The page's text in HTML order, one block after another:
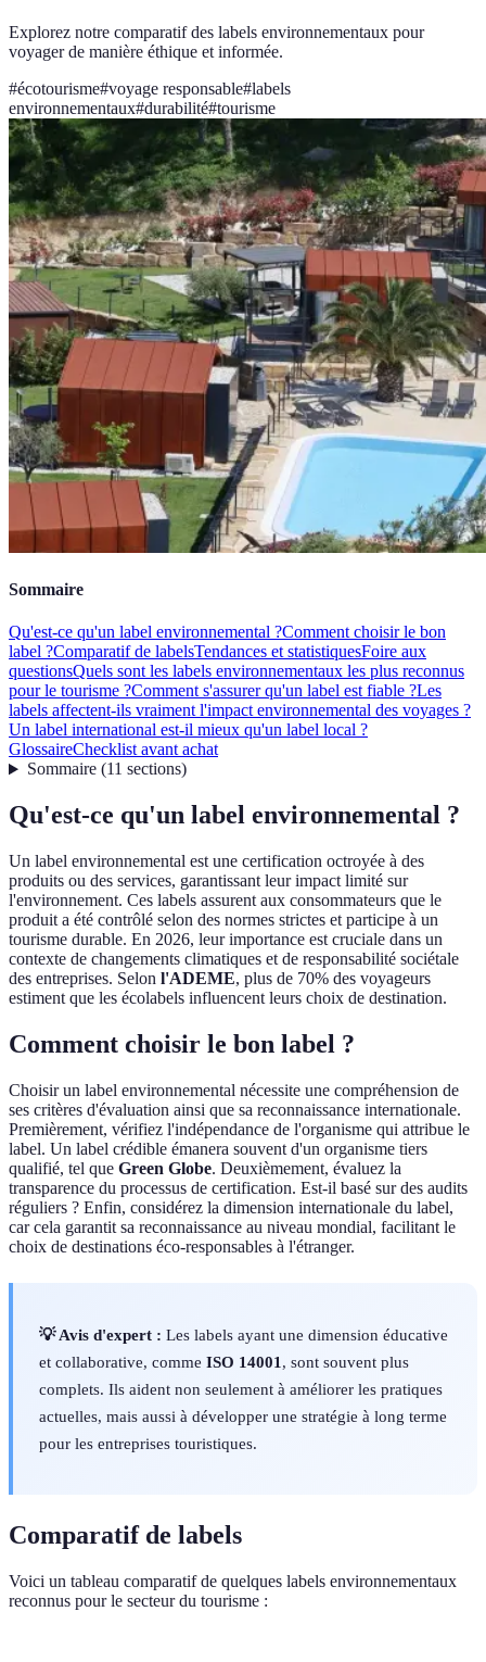
Explorez notre comparatif des labels environnementaux pour
voyager de manière éthique et informée.
#écotourisme#voyage responsable#labels
environnementaux#durabilité#tourisme
Sommaire
Qu'est-ce qu'un label environnemental ?Comment choisir le bon
label ?Comparatif de labelsTendances et statistiquesFoire aux
questionsQuels sont les labels environnementaux les plus reconnus
pour le tourisme ?Comment s'assurer qu'un label est fiable ?Les
labels affectent-ils vraiment l'impact environnemental des voyages ?
Un label international est-il mieux qu'un label local ?
GlossaireChecklist avant achat
Sommaire(11 sections)
Qu'est-ce qu'un label environnemental ?
Un label environnemental est une certification octroyée à des
produits ou des services, garantissant leur impact limité sur
l'environnement. Ces labels assurent aux consommateurs que le
produit a été contrôlé selon des normes strictes et participe à un
tourisme durable. En 2026, leur importance est cruciale dans un
contexte de changements climatiques et de responsabilité sociétale
des entreprises. Selon l'ADEME, plus de 70% des voyageurs
estiment que les écolabels influencent leurs choix de destination.
Comment choisir le bon label ?
Choisir un label environnemental nécessite une compréhension de
ses critères d'évaluation ainsi que sa reconnaissance internationale.
Premièrement, vérifiez l'indépendance de l'organisme qui attribue le
label. Un label crédible émanera souvent d'un organisme tiers
qualifié, tel que Green Globe. Deuxièmement, évaluez la
transparence du processus de certification. Est-il basé sur des audits
réguliers ? Enfin, considérez la dimension internationale du label,
car cela garantit sa reconnaissance au niveau mondial, facilitant le
choix de destinations éco-responsables à l'étranger.
💡 Avis d'expert : Les labels ayant une dimension éducative
et collaborative, comme ISO 14001 , sont souvent plus
complets. Ils aident non seulement à améliorer les pratiques
actuelles, mais aussi à développer une stratégie à long terme
pour les entreprises touristiques.
Comparatif de labels
Voici un tableau comparatif de quelques labels environnementaux
reconnus pour le secteur du tourisme :